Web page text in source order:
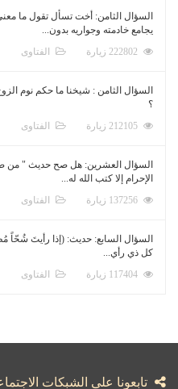
السؤال الثامن: أخت تسأل تقول ما
يجامع خادمته وجواريه بدون...
الفتاوى
السؤال الثامن : شيخنا ما حكم نوم
؟
الفتاوى
السؤال العشرين: هل صح حديث " من صلى
الإحرام إلا كتب الله له...
الفتاوى
السؤال السابع: حديث: (إذا رأيتَ شُحّاً
كل ذي رأي...
الفتاوى
تابعونا على الشبكات